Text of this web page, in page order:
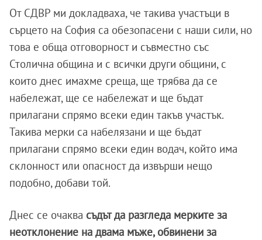
От СДВР ми докладваха, че такива участъци в
сърцето на София са обезопасени с наши сили, но
това е обща отговорност и съвместно със
Столична община и с всички други общини, с
които днес имахме среща, ще трябва да се
набележат, ще се набележат и ще бъдат
прилагани спрямо всеки един такъв участък.
Такива мерки са набелязани и ще бъдат
прилагани спрямо всеки един водач, който има
склонност или опасност да извърши нещо
подобно, добави той.
Днес се очаква съдът да разгледа мерките за
неотклонение на двама мъже, обвинени за